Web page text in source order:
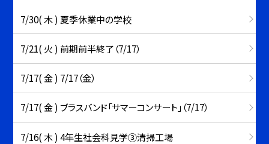
7/30( 木 ) 夏季休業中の学校
7/21( 火 ) 前期前半終了（7/17）
7/17( 金 ) 7/17（金）
7/17( 金 ) ブラスバンド「サマーコンサート」（7/17）
7/16( 木 ) 4年生社会科見学③清掃工場